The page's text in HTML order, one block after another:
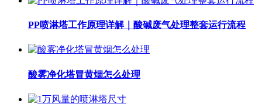
PP喷淋塔工作原理详解｜酸碱废气处理整套运行流程
酸雾净化塔冒黄烟怎么处理